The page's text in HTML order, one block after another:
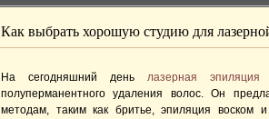
Как выбрать хорошую студию для
На сегодняшний день лазерная эпиляция
полуперманентного удаления волос. Он
методам, таким как бритье, эпиляция